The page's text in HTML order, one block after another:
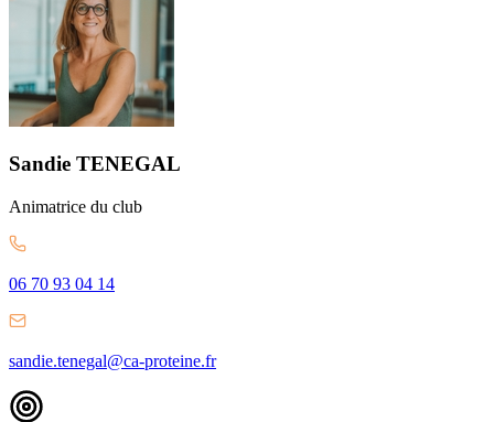
Sandie TENEGAL
Animatrice du club
06 70 93 04 14
sandie.tenegal@ca-proteine.fr